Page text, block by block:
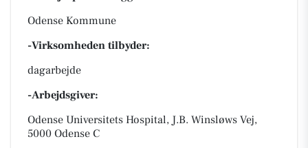
Odense Kommune
-Virksomheden tilbyder:
dagarbejde
-Arbejdsgiver:
Odense Universitets Hospital, J.B. Winsløws Vej,
5000 Odense C